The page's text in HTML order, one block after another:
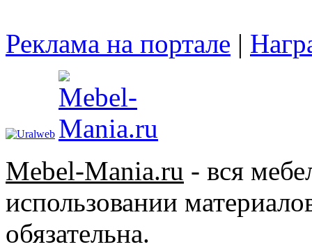
Реклама на портале |
Mebel-Mania.ru - вся
использовании
обязательна.